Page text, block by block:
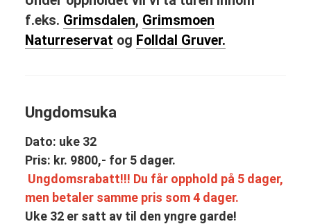
f.eks. Grimsdalen, Grimsmoen
Naturreservat og Folldal Gruver.
Ungdomsuka
Dato: uke 32
Pris: kr. 9800,- for 5 dager.
Ungdomsrabatt!!! Du får opphold på 5 dager,
men betaler samme pris som 4 dager.
Uke 32 er satt av til den yngre garde!